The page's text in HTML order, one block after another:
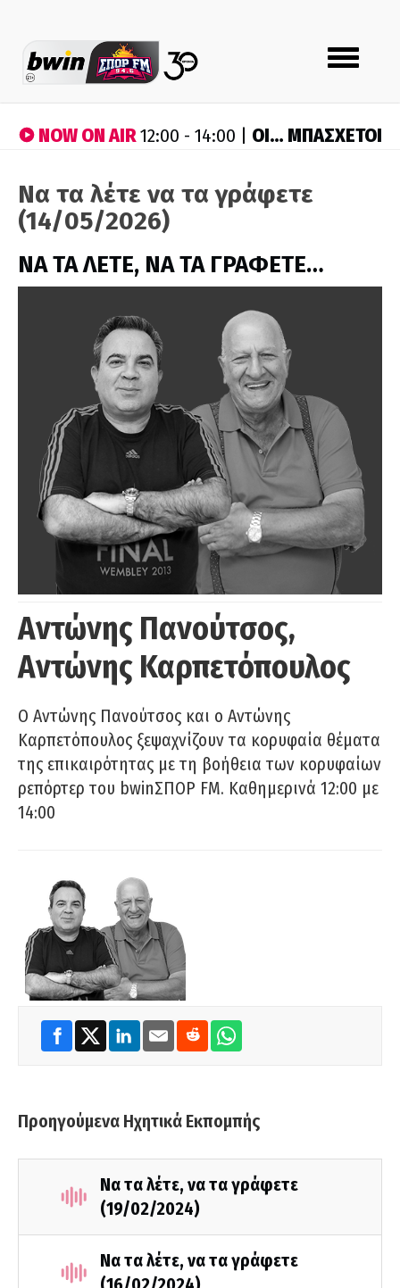
Toggle
navigation
NOW ON AIR12:00 - 14:00 | ΟΙ… ΜΠΑΣΧΕΤΟΙ
Να τα λέτε να τα γράφετε
(14/05/2026)
ΝΑ ΤΑ ΛΕΤΕ, ΝΑ ΤΑ ΓΡΑΦΕΤΕ…
Αντώνης Πανούτσος,
Αντώνης Καρπετόπουλος
Ο Αντώνης Πανούτσος και ο Αντώνης
Καρπετόπουλος ξεψαχνίζουν τα κορυφαία θέματα
της επικαιρότητας με τη βοήθεια των κορυφαίων
ρεπόρτερ του bwinΣΠΟΡ FM. Καθημερινά 12:00 με
14:00
Προηγούμενα Ηχητικά Εκπομπής
Να τα λέτε, να τα γράφετε
(19/02/2024)
Να τα λέτε, να τα γράφετε